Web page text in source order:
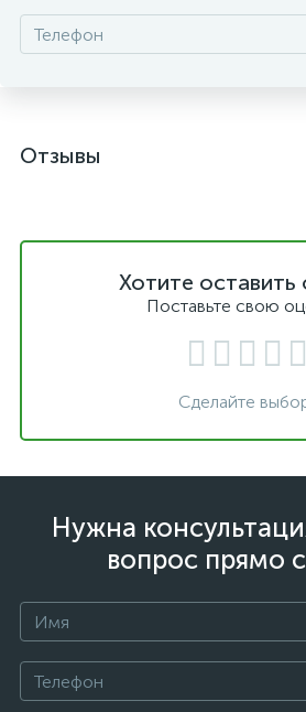
Отзывы
Хотите оставить
Поставьте свою
Сделайте
Нужна
вопрос прямо